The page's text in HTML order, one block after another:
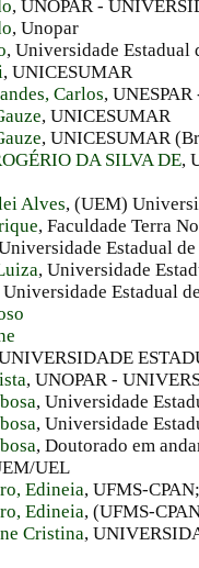
, UNOPAR -
, Unopar
, Universidade Estadual
, UNICESUMAR
Carlos,
, UNICESUMAR
, UNICESUMAR
DA SILVA DE,
Alves, (UEM)
, Faculdade Terra
Estadual
, Universidade
Universidade Estadual
, UNOPAR -
, Universidade
, Universidade
, Doutorado em
UEL
Edineia, UFMS-
Edineia, (UFMS-
Cristina,